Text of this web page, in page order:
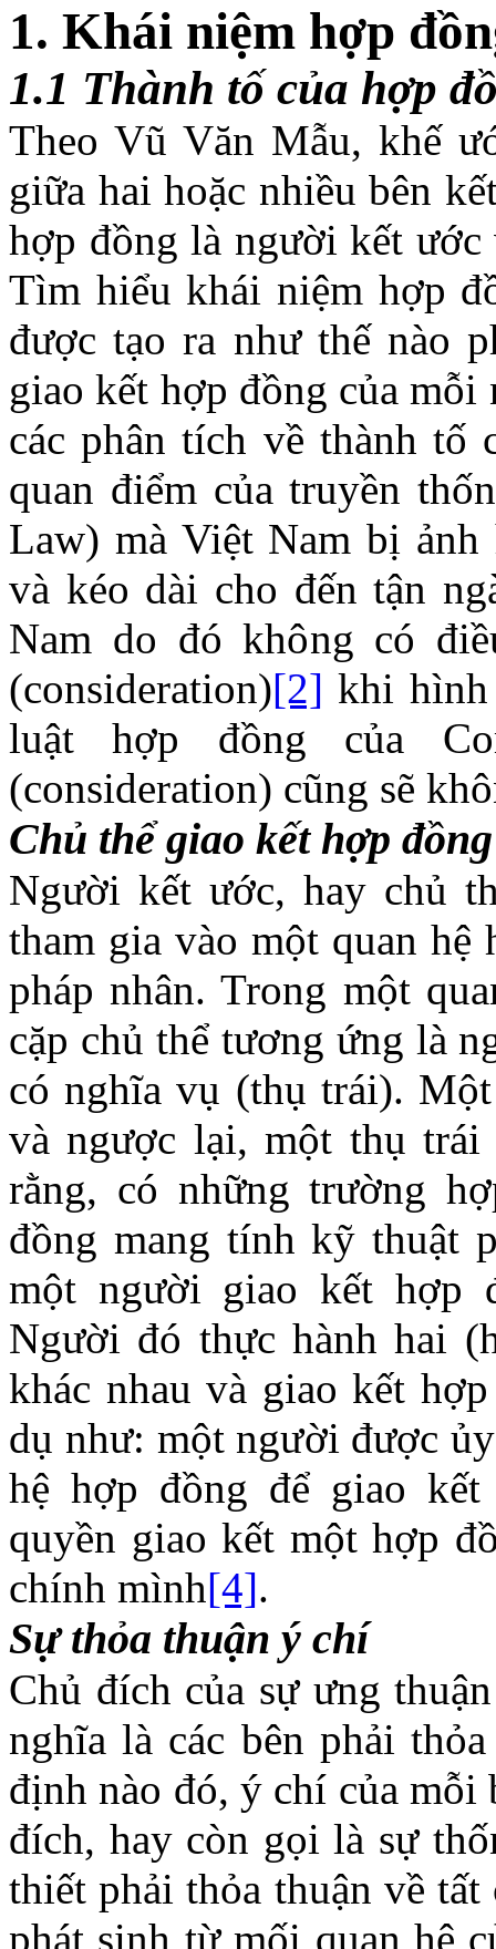
1. Khái niệm hợp
1.1 Thành tố của hợp
Theo Vũ Văn Mẫu, khế
giữa hai hoặc nhiều bên
hợp đồng là người kết ước
Tìm hiểu khái niệm hợp
được tạo ra như thế nào
giao kết hợp đồng của
các phân tích về thành tố
quan điểm của truyền
Law) mà Việt Nam bị
và kéo dài cho đến tận
Nam do đó không có
(consideration)[2] khi hình
luật hợp đồng của
(consideration) cũng sẽ
Chủ thể giao kết hợp đồng
Người kết ước, hay chủ
tham gia vào một quan hệ
pháp nhân. Trong một
cặp chủ thể tương ứng là
có nghĩa vụ (thụ trái).
và ngược lại, một thụ
rằng, có những trường
đồng mang tính kỹ thuật
một người giao kết hợp
Người đó thực hành hai
khác nhau và giao kết
dụ như: một người được
hệ hợp đồng để giao
quyền giao kết một hợp
chính mình[4].
Sự thỏa thuận ý chí
Chủ đích của sự ưng
nghĩa là các bên phải
định nào đó, ý chí của mỗi
đích, hay còn gọi là sự
thiết phải thỏa thuận về
phát sinh từ mối quan hệ